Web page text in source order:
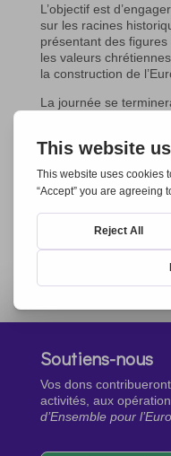
L’objectif est
sur les racines
présentant des
les valeurs
la construction de
La journée se
centrale
préparée par les
chrétiennes actives
renouveler,
d’une Europe unie et
L’équipe d’EpE
Soutiens-nous
Vos dons
activités, aux
d’Ensemble pour